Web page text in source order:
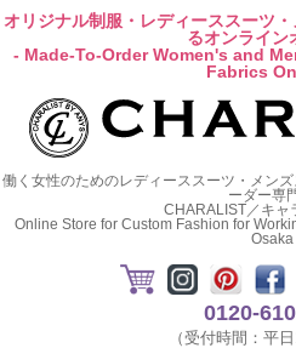
オリジナル制服・レディーススーツ
るオンライン
- Made-To-Order Women's and
Fabrics
働く女性のためのレディーススーツ・メン
ーダー専
CHARALIST／キャ
Online Store for Custom Fashion for
Osaka
0120-
（受付時間：平日